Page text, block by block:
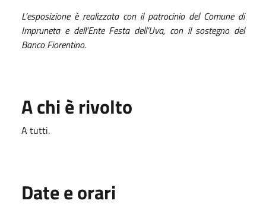
L’esposizione è realizzata con il patrocinio del Comune di
Impruneta e dell’Ente Festa dell’Uva, con il sostegno del
Banco Fiorentino.
A chi è rivolto
A tutti.
Date e orari